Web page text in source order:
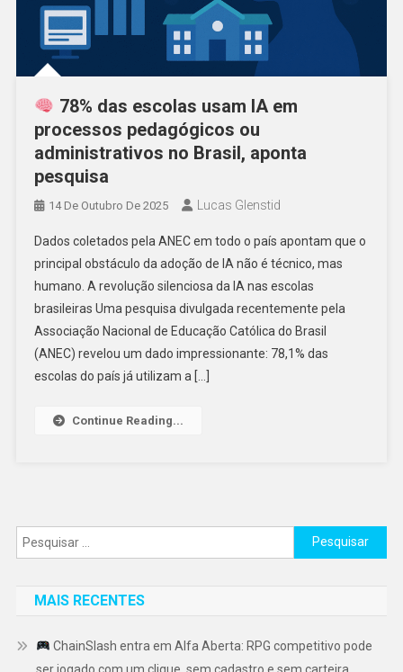
78% das escolas usam IA em
processos pedagógicos ou
administrativos no Brasil, aponta
pesquisa
14 De Outubro De 2025 Lucas Glenstid
Dados coletados pela ANEC em todo o país apontam que o
principal obstáculo da adoção de IA não é técnico, mas
humano. A revolução silenciosa da IA nas escolas
brasileiras Uma pesquisa divulgada recentemente pela
Associação Nacional de Educação Católica do Brasil
(ANEC) revelou um dado impressionante: 78,1% das
escolas do país já utilizam a […]
Continue Reading...
Pesquisar
por:
MAIS RECENTES
ChainSlash entra em Alfa Aberta: RPG competitivo pode